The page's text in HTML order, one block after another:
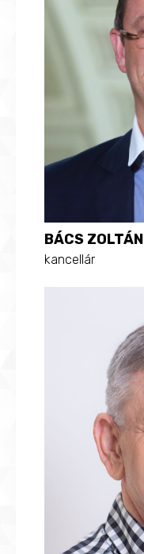
BÁCS ZOLTÁN
kancellár